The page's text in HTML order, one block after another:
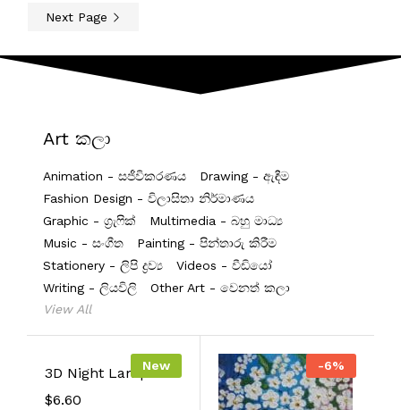
Next Page
Art කලා
Animation - සජීවිකරණය
Drawing - ඇඳීම
Fashion Design - විලාසිතා නිර්මාණය
Graphic - ග්‍රැෆික්
Multimedia - බහු මාධ්‍ය
Music - සංගීත
Painting - පින්තාරු කිරීම
Stationery - ලිපි ද්‍රව්‍ය
Videos - වීඩියෝ
Writing - ලියවිලි
Other Art - වෙනත් කලා
View All
New
3D Night Lamp
$6.60
-6%